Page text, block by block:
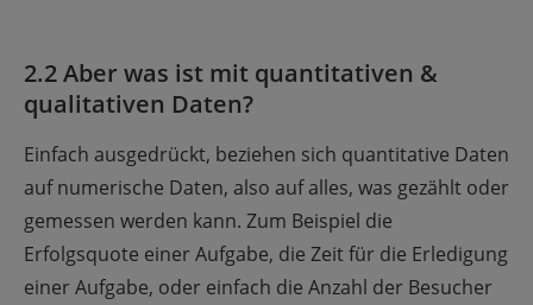
2.2 Aber was ist mit quantitativen &
qualitativen Daten?
Einfach ausgedrückt, beziehen sich quantitative Daten
auf numerische Daten, also auf alles, was gezählt oder
gemessen werden kann. Zum Beispiel die
Erfolgsquote einer Aufgabe, die Zeit für die Erledigung
einer Aufgabe, oder einfach die Anzahl der Besucher